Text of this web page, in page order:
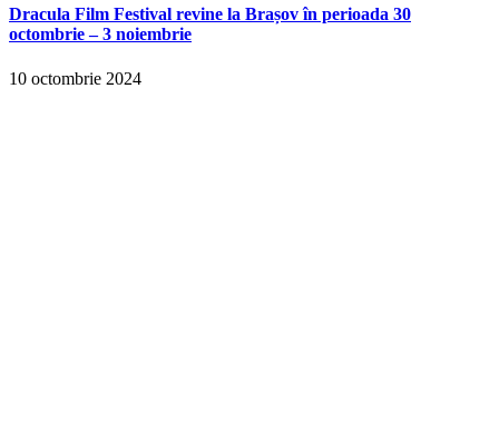
Dracula Film Festival revine la Brașov în perioada 30
octombrie – 3 noiembrie
10 octombrie 2024